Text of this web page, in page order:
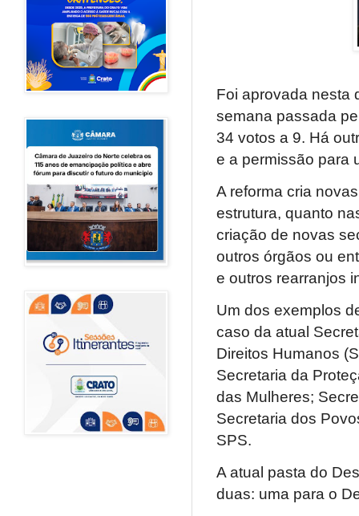
Foi aprovada nesta
semana passada
34 votos a 9. Há
e a permissão para
A reforma cria
estrutura, quanto
criação de novas
outros órgãos ou
e outros rearranjos
Um dos exemplos
caso da atual
Direitos Humanos
Secretaria da
das Mulheres;
Secretaria dos
SPS.
A atual pasta do
duas: uma para o